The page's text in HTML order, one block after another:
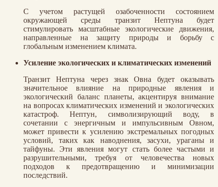
С учетом растущей озабоченности состоянием
окружающей среды транзит Нептуна будет
стимулировать масштабные экологические движения,
направленные на защиту природы и борьбу с
глобальным изменением климата.
Усиление экологических и климатических изменений
Транзит Нептуна через знак Овна будет оказывать
значительное влияние на природные явления и
экологический баланс планеты, акцентируя внимание
на вопросах климатических изменений и экологических
катастроф. Нептун, символизирующий воду, в
сочетании с энергичным и импульсивным Овном,
может привести к усилению экстремальных погодных
условий, таких как наводнения, засухи, ураганы и
тайфуны. Эти явления могут стать более частыми и
разрушительными, требуя от человечества новых
подходов к предотвращению и минимизации
последствий.